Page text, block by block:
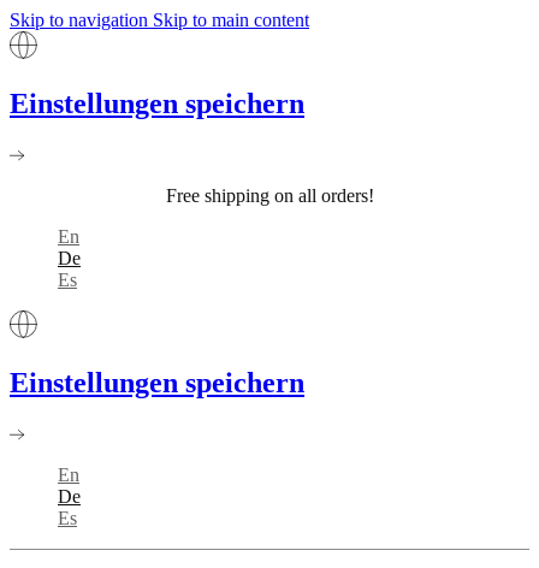
Skip to navigation Skip to main content
Einstellungen speichern
Free shipping on all orders!
En
De
Es
Einstellungen speichern
En
De
Es